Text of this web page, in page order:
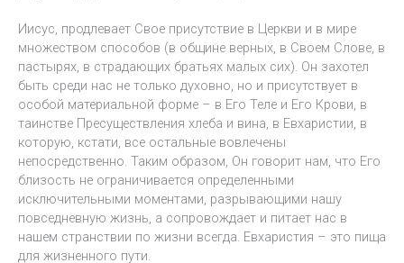
Иисус, продлевает Свое присутствие в Церкви и в мире
множеством способов (в общине верных, в Своем Слове, в
пастырях, в страдающих братьях малых сих). Он захотел
быть среди нас не только духовно, но и присутствует в
особой материальной форме – в Его Теле и Его Крови, в
таинстве Пресуществления хлеба и вина, в Евхаристии, в
которую, кстати, все остальные вовлечены
непосредственно. Таким образом, Он говорит нам, что Его
близость не ограничивается определенными
исключительными моментами, разрывающими нашу
повседневную жизнь, а сопровождает и питает нас в
нашем странствии по жизни всегда. Евхаристия – это пища
для жизненного пути.